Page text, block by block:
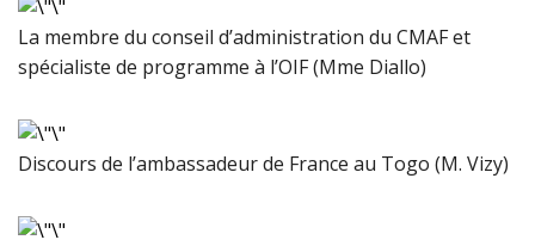
La membre du conseil d’administration du CMAF et
spécialiste de programme à l’OIF (Mme Diallo)
Discours de l’ambassadeur de France au Togo (M. Vizy)